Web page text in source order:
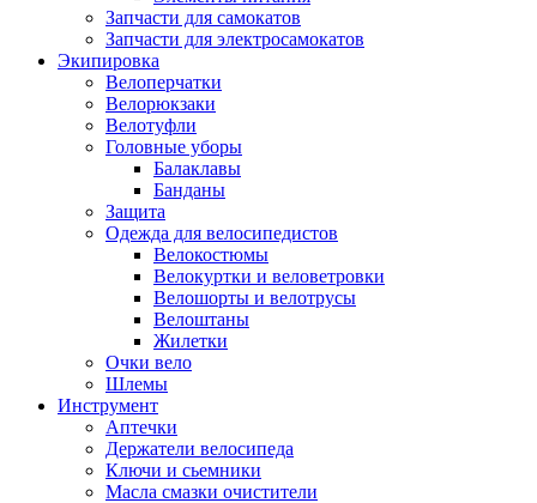
Запчасти для самокатов
Запчасти для электросамокатов
Экипировка
Велоперчатки
Велорюкзаки
Велотуфли
Головные уборы
Балаклавы
Банданы
Защита
Одежда для велосипедистов
Велокостюмы
Велокуртки и веловетровки
Велошорты и велотрусы
Велоштаны
Жилетки
Очки вело
Шлемы
Инструмент
Аптечки
Держатели велосипеда
Ключи и сьемники
Масла смазки очистители